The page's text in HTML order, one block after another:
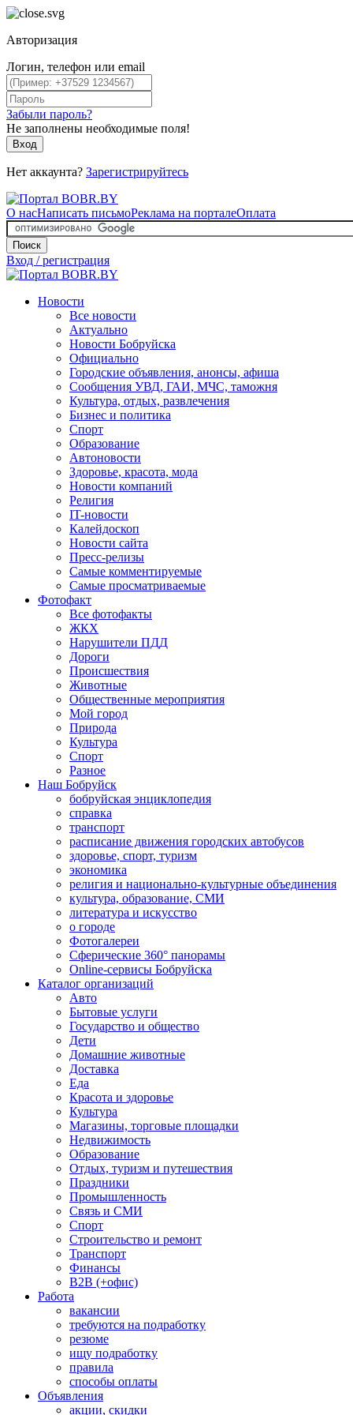
Авторизация
Логин, телефон или email
Забыли пароль?
Не заполнены необходимые поля!
Вход
Нет аккаунта? Зарегистрируйтесь
О насНаписать письмоРеклама на порталеОплата
Поиск
Вход / регистрация
Новости
Все новости
Актуально
Новости Бобруйска
Официально
Городские объявления, анонсы, афиша
Сообщения УВД, ГАИ, МЧС, таможня
Культура, отдых, развлечения
Бизнес и политика
Спорт
Образование
Автоновости
Здоровье, красота, мода
Новости компаний
Религия
IT-новости
Калейдоскоп
Новости сайта
Пресс-релизы
Самые комментируемые
Самые просматриваемые
Фотофакт
Все фотофакты
ЖКХ
Нарушители ПДД
Дороги
Происшествия
Животные
Общественные мероприятия
Мой город
Природа
Культура
Спорт
Разное
Наш Бобруйск
бобруйская энциклопедия
справка
транспорт
расписание движения городских автобусов
здоровье, спорт, туризм
экономика
религия и национально-культурные объединения
культура, образование, СМИ
литература и искусство
о городе
Фотогалереи
Сферические 360° панорамы
Online-сервисы Бобруйска
Каталог организаций
Авто
Бытовые услуги
Государство и общество
Дети
Домашние животные
Доставка
Еда
Красота и здоровье
Культура
Магазины, торговые площадки
Недвижимость
Образование
Отдых, туризм и путешествия
Праздники
Промышленность
Связь и СМИ
Спорт
Строительство и ремонт
Транспорт
Финансы
B2B (+офис)
Работа
вакансии
требуются на подработку
резюме
ищу подработку
правила
способы оплаты
Объявления
акции, скидки